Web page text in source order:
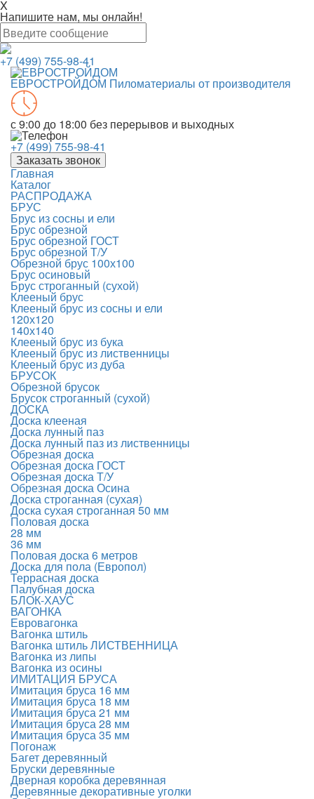
X
Напишите нам, мы онлайн!
+7 (499) 755-98-41
ЕВРОСТРОЙДОМ Пиломатериалы от производителя
с 9:00 до 18:00 без перерывов и выходных
+7 (499) 755-98-41
Заказать звонок
Главная
Каталог
РАСПРОДАЖА
БРУС
Брус из сосны и ели
Брус обрезной
Брус обрезной ГОСТ
Брус обрезной Т/У
Обрезной брус 100х100
Брус осиновый
Брус строганный (сухой)
Клееный брус
Клееный брус из сосны и ели
120х120
140х140
Клееный брус из бука
Клееный брус из лиственницы
Клееный брус из дуба
БРУСОК
Обрезной брусок
Брусок строганный (сухой)
ДОСКА
Доска клееная
Доска лунный паз
Доска лунный паз из лиственницы
Обрезная доска
Обрезная доска ГОСТ
Обрезная доска Т/У
Обрезная доска Осина
Доска строганная (сухая)
Доска сухая строганная 50 мм
Половая доска
28 мм
36 мм
Половая доска 6 метров
Доска для пола (Европол)
Террасная доска
Палубная доска
БЛОК-ХАУС
ВАГОНКА
Евровагонка
Вагонка штиль
Вагонка штиль ЛИСТВЕННИЦА
Вагонка из липы
Вагонка из осины
ИМИТАЦИЯ БРУСА
Имитация бруса 16 мм
Имитация бруса 18 мм
Имитация бруса 21 мм
Имитация бруса 28 мм
Имитация бруса 35 мм
Погонаж
Багет деревянный
Бруски деревянные
Дверная коробка деревянная
Деревянные декоративные уголки